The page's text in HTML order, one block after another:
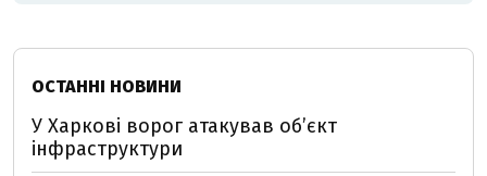
ОСТАННІ НОВИНИ
У Харкові ворог атакував обʼєкт
інфраструктури